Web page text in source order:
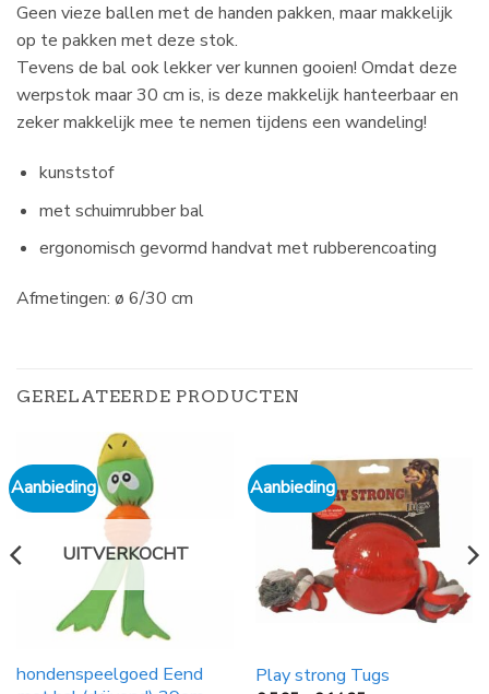
Geen vieze ballen met de handen pakken, maar makkelijk
op te pakken met deze stok.
Tevens de bal ook lekker ver kunnen gooien! Omdat deze
werpstok maar 30 cm is, is deze makkelijk hanteerbaar en
zeker makkelijk mee te nemen tijdens een wandeling!
kunststof
met schuimrubber bal
ergonomisch gevormd handvat met rubberencoating
Afmetingen: ø 6/30 cm
GERELATEERDE PRODUCTEN
Aanbieding
UITVERKOCHT
hondenspeelgoed Eend
Aanbieding
Play strong Tugs